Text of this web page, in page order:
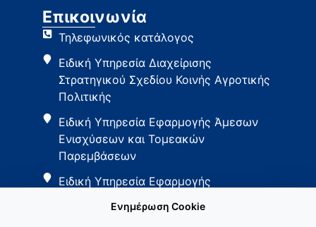
Επικοινωνία
Τηλεφωνικός κατάλογος
Ειδική Υπηρεσία Διαχείρισης
Στρατηγικού Σχεδίου Κοινής Αγροτικής
Πολιτικής
Ειδική Υπηρεσία Εφαρμογής Άμεσων
Ενισχύσεων και Τομεακών
Παρεμβάσεων
Ειδική Υπηρεσία Εφαρμογής
Ενημέρωση Cookie